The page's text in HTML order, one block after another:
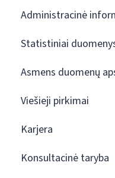
Administracinė
Statistiniai
Asmens duomenų
Viešieji pirkimai
Karjera
Konsultacinė taryba